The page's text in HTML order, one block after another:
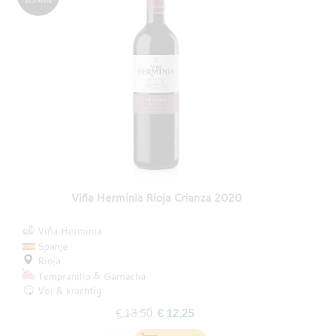
Viña Herminia Rioja Crianza 2020
Viña Herminia
Spanje
Rioja
Tempranillo
Garnacha
Vol & krachtig
€ 13,50 € 12,25